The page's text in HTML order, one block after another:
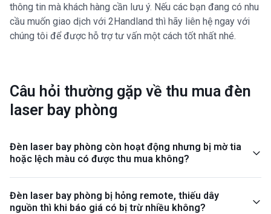
thông tin mà khách hàng cần lưu ý. Nếu các bạn đang có nhu
cầu muốn giao dịch với 2Handland thì hãy liên hệ ngay với
chúng tôi để được hỗ trợ tư vấn một cách tốt nhất nhé.
Câu hỏi thường gặp về thu mua đèn
laser bay phòng
Đèn laser bay phòng còn hoạt động nhưng bị mờ tia
hoặc lệch màu có được thu mua không?
Đèn laser bay phòng bị hỏng remote, thiếu dây
nguồn thì khi báo giá có bị trừ nhiều không?